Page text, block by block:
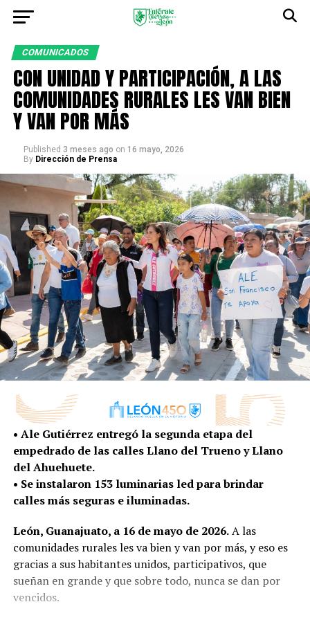
COMUNICADOS
CON UNIDAD Y PARTICIPACIÓN, A LAS
COMUNIDADES RURALES LES VAN BIEN
Y VAN POR MÁS
Published 3 meses ago on 16 mayo, 2026
By Dirección de Prensa
• Ale Gutiérrez entregó la segunda etapa del
empedrado de las calles Llano del Trueno y Llano
del Ahuehuete.
• Se instalaron 153 luminarias led para brindar
calles más seguras e iluminadas.
León, Guanajuato, a 16 de mayo de 2026.A las
comunidades rurales les va bien y van por más, y eso es
gracias a sus habitantes unidos, participativos, que
sueñan en grande y que sobre todo, nunca se dan por
vencidos.